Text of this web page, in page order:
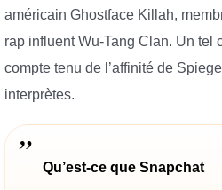
américain Ghostface Killah,
rap influent Wu-Tang Clan. Un tel
compte tenu de l’affinité de
interprètes.
Qu’est-ce que Snapchat